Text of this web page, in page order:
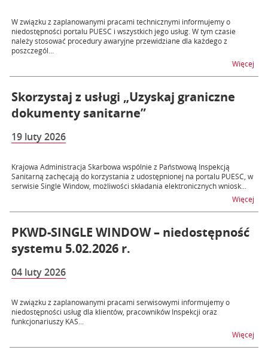
W związku z zaplanowanymi pracami technicznymi informujemy o
niedostępności portalu PUESC i wszystkich jego usług. W tym czasie
należy stosować procedury awaryjne przewidziane dla każdego z
poszczegól...
Więcej
Skorzystaj z usługi „Uzyskaj graniczne
dokumenty sanitarne”
19 luty 2026
Krajowa Administracja Skarbowa wspólnie z Państwową Inspekcją
Sanitarną zachęcają do korzystania z udostępnionej na portalu PUESC, w
serwisie Single Window, możliwości składania elektronicznych wniosk...
Więcej
PKWD-SINGLE WINDOW – niedostępność
systemu 5.02.2026 r.
04 luty 2026
W związku z zaplanowanymi pracami serwisowymi informujemy o
niedostępności usług dla klientów, pracowników Inspekcji oraz
funkcjonariuszy KAS...
Więcej